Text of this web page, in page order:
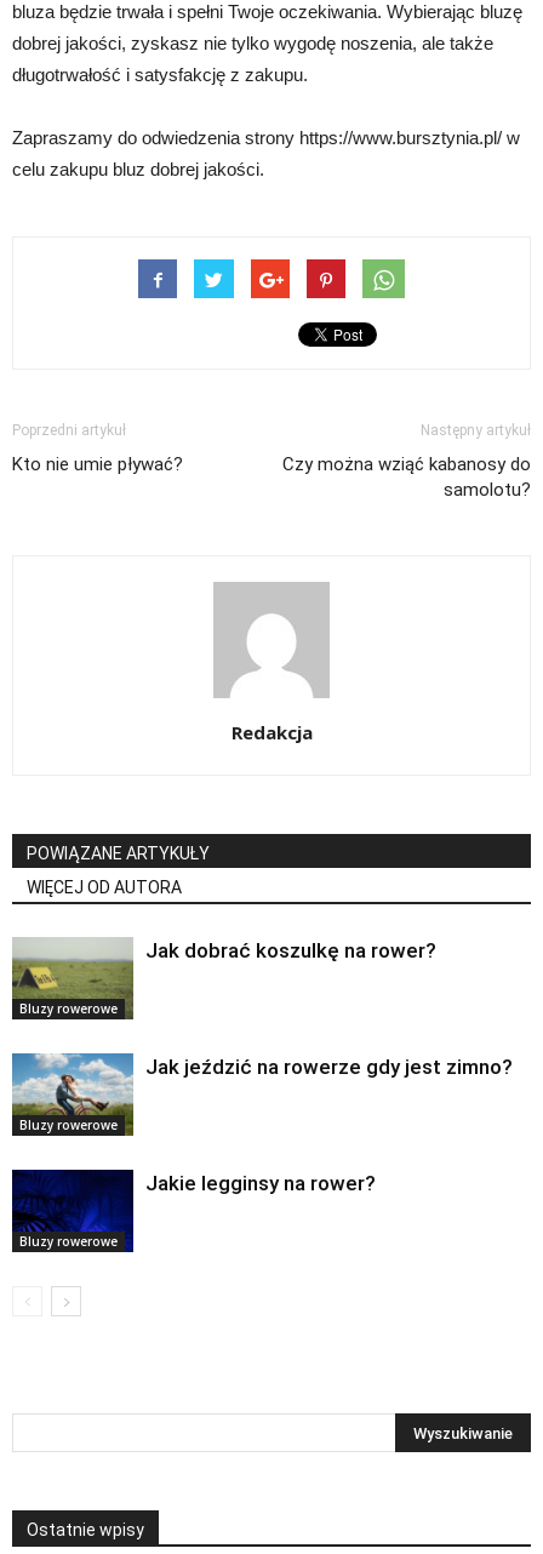
bluza będzie trwała i spełni Twoje oczekiwania. Wybierając bluzę
dobrej jakości, zyskasz nie tylko wygodę noszenia, ale także
długotrwałość i satysfakcję z zakupu.
Zapraszamy do odwiedzenia strony https://www.bursztynia.pl/ w
celu zakupu bluz dobrej jakości.
Poprzedni artykuł
Kto nie umie pływać?
Następny artykuł
Czy można wziąć kabanosy do
samolotu?
Redakcja
POWIĄZANE ARTYKUŁY
WIĘCEJ OD AUTORA
Bluzy rowerowe
Jak dobrać koszulkę na rower?
Bluzy rowerowe
Jak jeździć na rowerze gdy jest zimno?
Bluzy rowerowe
Jakie legginsy na rower?
Ostatnie wpisy